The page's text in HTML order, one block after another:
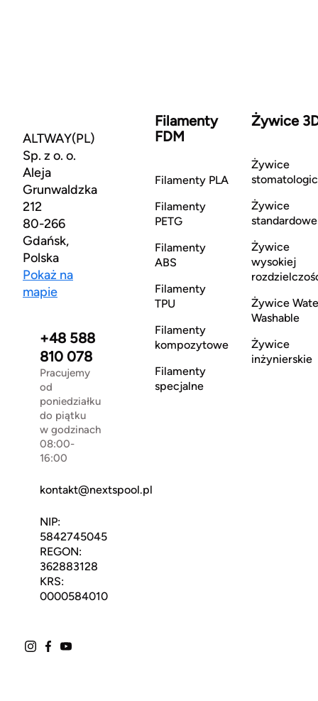
ALTWAY(PL)
Sp. z o. o.
Aleja
Grunwaldzka
212
80-266
Gdańsk,
Polska
Pokaż na
mapie
+48 588
810 078
Pracujemy
od
poniedziałku
do piątku
w godzinach
08:00-
16:00
kontakt@nextspool.pl
NIP:
5842745045
REGON:
362883128
KRS:
0000584010
Filamenty
FDM
Filamenty PLA
Filamenty
PETG
Filamenty
ABS
Filamenty
TPU
Filamenty
kompozytowe
Filamenty
specjalne
Żywice
Żywice
Żywice
standardowe
Żywice
wysokiej
Żywice
Washable
Żywice
inżynierskie